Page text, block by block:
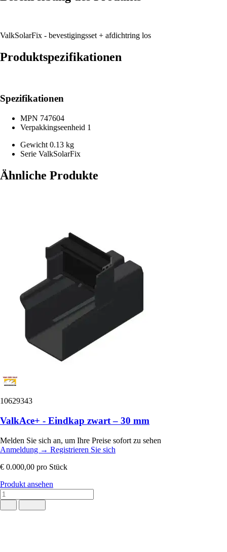
ValkSolarFix - bevestigingsset + afdichtring los
Produktspezifikationen
Spezifikationen
MPN 747604
Verpakkingseenheid 1
Gewicht 0.13 kg
Serie ValkSolarFix
Ähnliche Produkte
10629343
ValkAce+ - Eindkap zwart – 30 mm
Melden Sie sich an, um Ihre Preise sofort zu sehen
Anmeldung → Registrieren Sie sich
€ 0.000,00 pro Stück
Produkt ansehen